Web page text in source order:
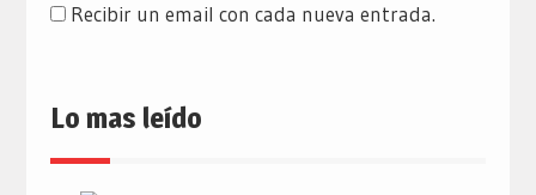
Recibir un email con cada nueva entrada.
Lo mas leído